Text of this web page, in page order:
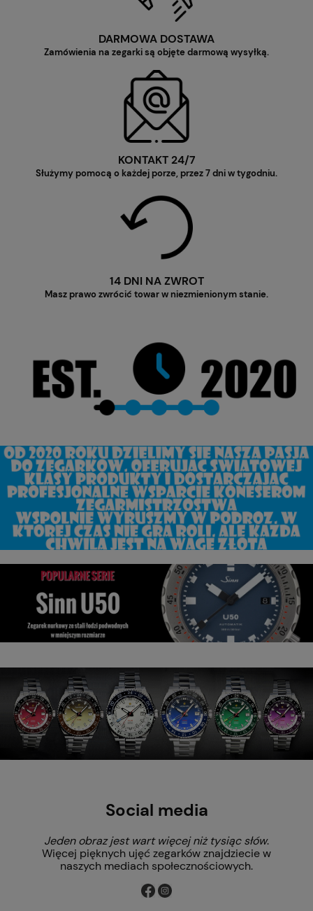
DARMOWA DOSTAWA
Zamówienia na zegarki są objęte darmową wysyłką.
KONTAKT 24/7
Służymy pomocą o każdej porze, przez 7 dni w tygodniu.
14 DNI NA ZWROT
Masz prawo zwrócić towar w niezmienionym stanie.
Social media
Jeden obraz jest wart więcej niż tysiąc słów.
Więcej pięknych ujęć zegarków znajdziecie w
naszych mediach społecznościowych.